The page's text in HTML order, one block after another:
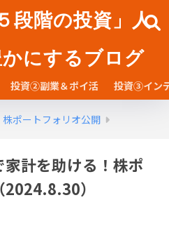
段階の投資」人
にするブログ
投資②副業＆ポイ活 投資③イン
株ポートフォリオ公開
計を助ける！株ポ
）